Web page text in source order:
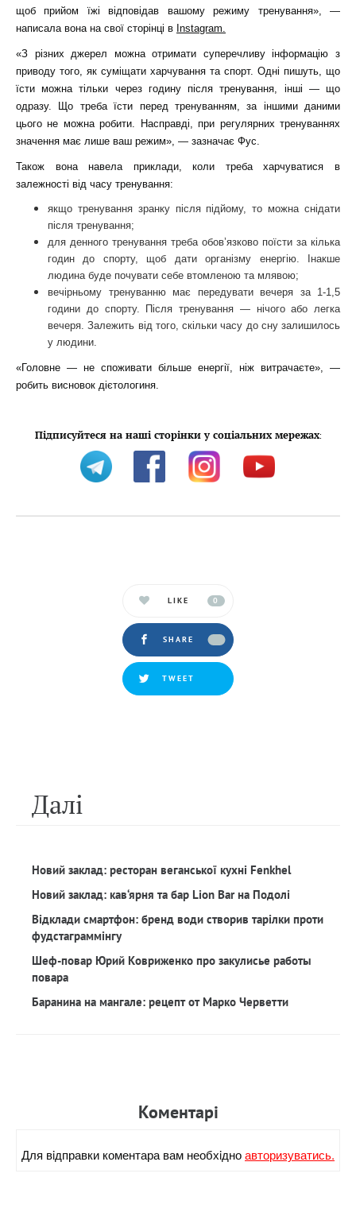
щоб прийом їжі відповідав вашому режиму тренування», —
написала вона на свої сторінці в Instagram.
«З різних джерел можна отримати суперечливу інформацію з
приводу того, як суміщати харчування та спорт. Одні пишуть, що
їсти можна тільки через годину після тренування, інші — що
одразу. Що треба їсти перед тренуванням, за іншими даними
цього не можна робити. Насправді, при регулярних тренуваннях
значення має лише ваш режим», — зазначає Фус.
Також вона навела приклади, коли треба харчуватися в
залежності від часу тренування:
якщо тренування зранку після підйому, то можна снідати
після тренування;
для денного тренування треба обов’язково поїсти за кілька
годин до спорту, щоб дати організму енергію. Інакше
людина буде почувати себе втомленою та млявою;
вечірньому тренуванню має передувати вечеря за 1-1,5
години до спорту. Після тренування — нічого або легка
вечеря. Залежить від того, скільки часу до сну залишилось
у людини.
«Головне — не споживати більше енергії, ніж витрачаєте», —
робить висновок дієтологиня.
Підписуйтеся на наші сторінки у соціальних мережах:
LIKE 0
SHARE
TWEET
Далi
Новий заклад: ресторан веганської кухні Fenkhel
Новий заклад: кав‘ярня та бар Lion Bar на Подолі
Відклади смартфон: бренд води створив тарілки проти
фудстаграммінгу
Шеф-повар Юрий Ковриженко про закулисье работы
повара
Баранина на мангале: рецепт от Марко Черветти
Коментарi
Для вiдправки коментара вам необхiдноавторизуватись.